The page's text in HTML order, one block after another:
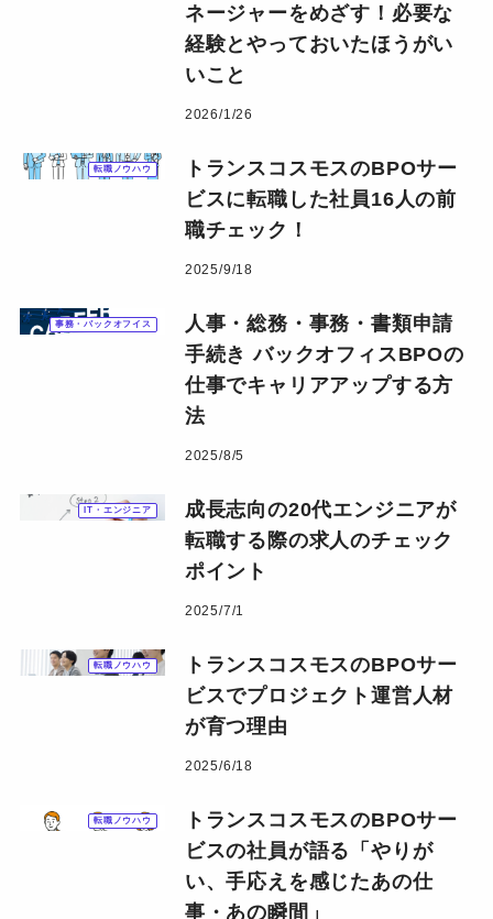
ネージャーをめざす！必要な
経験とやっておいたほうがい
いこと
2026/1/26
転職ノウハウ
トランスコスモスのBPOサー
ビスに転職した社員16人の前
職チェック！
2025/9/18
事務・バックオフイス
人事・総務・事務・書類申請
手続き バックオフィスBPOの
仕事でキャリアアップする方
法
2025/8/5
IT・エンジニア
成長志向の20代エンジニアが
転職する際の求人のチェック
ポイント
2025/7/1
転職ノウハウ
トランスコスモスのBPOサー
ビスでプロジェクト運営人材
が育つ理由
2025/6/18
転職ノウハウ
トランスコスモスのBPOサー
ビスの社員が語る「やりが
い、手応えを感じたあの仕
事・あの瞬間」